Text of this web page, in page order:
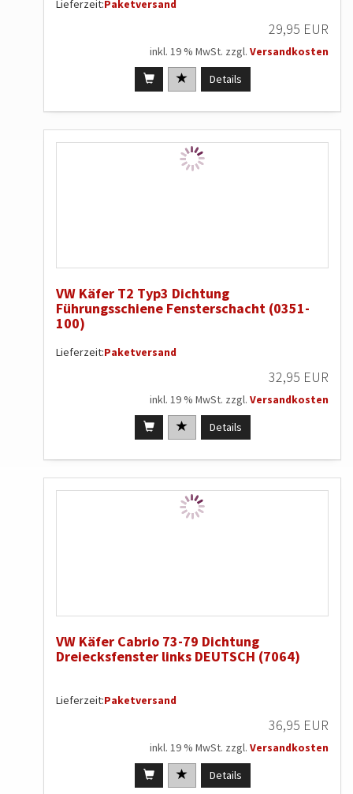
Lieferzeit:Paketversand
29,95 EUR
inkl. 19 % MwSt. zzgl. Versandkosten
Details
VW Käfer T2 Typ3 Dichtung
Führungsschiene Fensterschacht (0351-
100)
Lieferzeit:Paketversand
32,95 EUR
inkl. 19 % MwSt. zzgl. Versandkosten
Details
VW Käfer Cabrio 73-79 Dichtung
Dreiecksfenster links DEUTSCH (7064)
Lieferzeit:Paketversand
36,95 EUR
inkl. 19 % MwSt. zzgl. Versandkosten
Details